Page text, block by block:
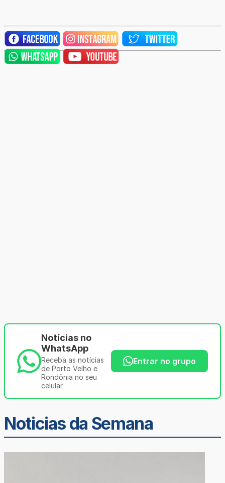
Notícias no
WhatsApp
Receba as notícias
de Porto Velho e
Rondônia no seu
celular.
Entrar no grupo
Noticias da Semana